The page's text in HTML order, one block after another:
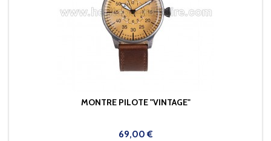
MONTRE PILOTE "VINTAGE"
Prix
69,00 €